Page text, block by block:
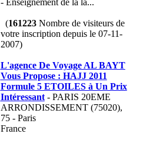
- Enseignement de la la...
(161223Nombre de visiteurs de
votre inscription depuis le 07-11-
2007)
L'agence De Voyage AL BAYT
Vous Propose : HAJJ 2011
Formule 5 ETOILES à Un Prix
Intéressant- PARIS 20EME
ARRONDISSEMENT (75020),
75 - Paris
France